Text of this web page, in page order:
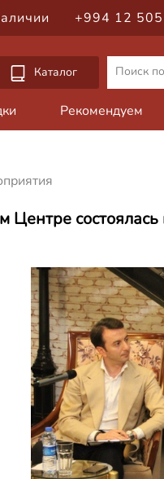
+994 12
Каталог
Рекомендуем